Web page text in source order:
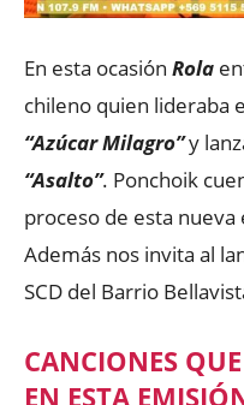
En esta ocasión Rola
chileno quien lideraba
“Azúcar Milagro”y
“Asalto”. Ponchoik
proceso de esta
Además nos invita al
SCD del Barrio
CANCIONES
EN ESTA